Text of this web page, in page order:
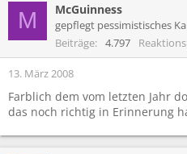
M McGuinness
gepflegt pessimistisches
Beiträge 4.797
13. März 2008
Farblich dem vom letzten Jahr
das noch richtig in Erinnerung